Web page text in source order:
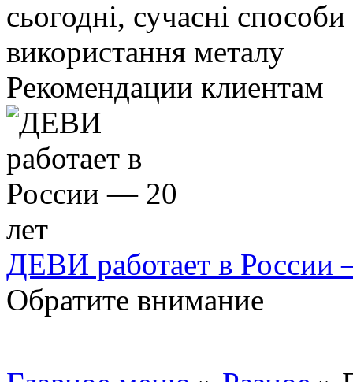
Рекомендации клиентам
ДЕВИ работает в России
Обратите внимание